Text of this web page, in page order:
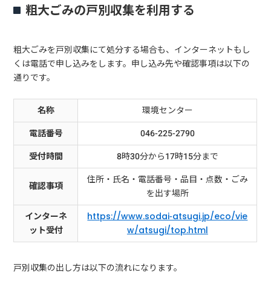
粗大ごみの戸別収集を利用する
粗大ごみを戸別収集にて処分する場合も、インターネットもし
くは電話で申し込みをします。申し込み先や確認事項は以下の
通りです。
名称
環境センター
電話番号
046-225-2790
受付時間
8時30分から17時15分まで
確認事項
住所・氏名・電話番号・品目・点数・ごみ
を出す場所
インターネ
ット受付
https://www.sodai-atsugi.jp/eco/vie
w/atsugi/top.html
戸別収集の出し方は以下の流れになります。